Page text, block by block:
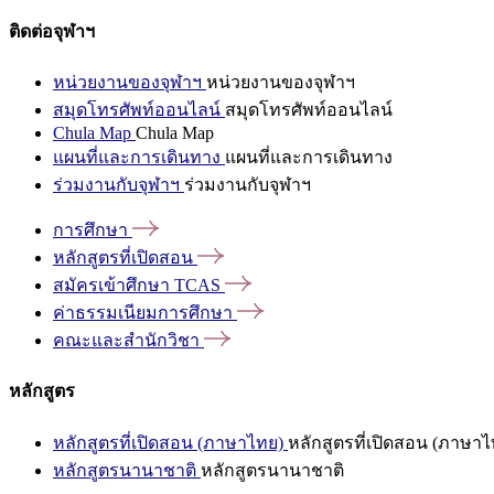
ติดต่อจุฬาฯ
หน่วยงานของจุฬาฯ หน่วยงานของจุฬาฯ
สมุดโทรศัพท์ออนไลน์ สมุดโทรศัพท์ออนไลน์
Chula Map Chula Map
แผนที่และการเดินทาง แผนที่และการเดินทาง
ร่วมงานกับจุฬาฯ ร่วมงานกับจุฬาฯ
การศึกษา
หลักสูตรที่เปิดสอน
สมัครเข้าศึกษา TCAS
ค่าธรรมเนียมการศึกษา
คณะและสำนักวิชา
หลักสูตร
หลักสูตรที่เปิดสอน (ภาษาไทย) หลักสูตรที่เปิดสอน (ภาษาไ
หลักสูตรนานาชาติ หลักสูตรนานาชาติ